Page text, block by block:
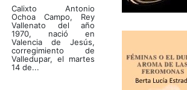
Calixto Antonio
Ochoa Campo, Rey
Vallenato del año
1970, nació en
Valencia de Jesús,
corregimiento de
Valledupar, el martes
14 de...